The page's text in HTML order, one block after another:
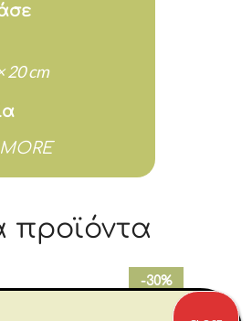
20 cm
προϊόντα
-30%